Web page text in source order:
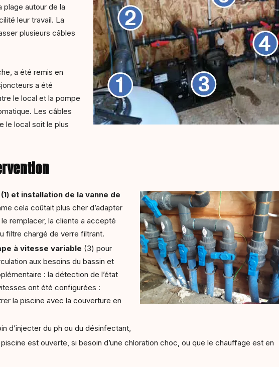
plage autour de la
leur travail. La
plusieurs câbles
a été remis en
a été
le local et la pompe
Les câbles
le local soit le plus
et installation de la vanne de
cela coûtait plus cher d’adapter
remplacer, la cliente a accepté
filtre chargé de verre filtrant.
à vitesse variable (3) pour
aux besoins du bassin et
: la détection de l’état
ont été configurées :
la piscine avec la couverture en
d’injecter du ph ou du désinfectant,
est ouverte, si besoin d’une chloration choc, ou que le chauffage est en